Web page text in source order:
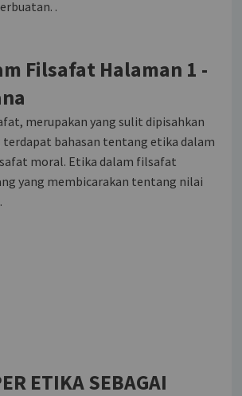
.
Filsafat Halaman 1 -
merupakan yang sulit dipisahkan
terdapat bahasan tentang etika dalam
moral. Etika dalam filsafat
yang membicarakan tentang nilai
ETIKA SEBAGAI